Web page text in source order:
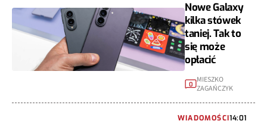
Nowe Galaxy
kilka stówek
taniej. Tak to
się może
opłacić
0
MIESZKO
ZAGAŃCZYK
WIADOMOŚCI14:01